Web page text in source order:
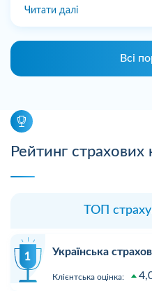
Читати далі
Всі
Рейтинг страхових
ТОП
Українська
Клієнтська оцінка: